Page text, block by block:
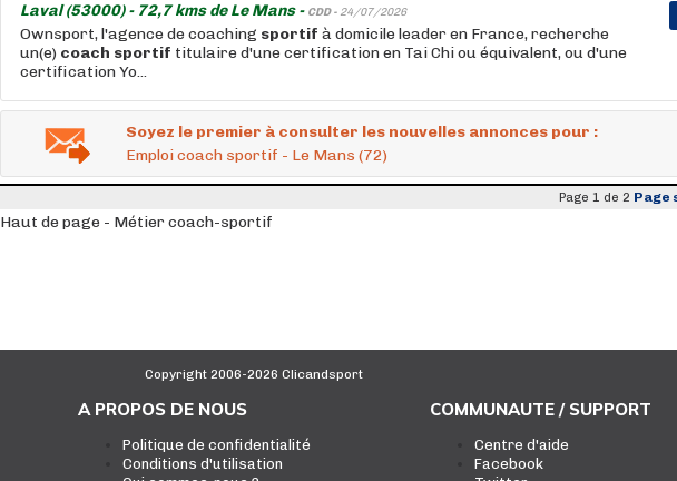
Laval (53000) - 72,7 kms de Le Mans - CDD - 24/07/2026
Ownsport, l'agence de coaching sportif à domicile leader en France, recherche
un(e) coach sportif titulaire d'une certification en Tai Chi ou équivalent, ou d'une
certification Yo...
Soyez le premier à consulter les nouvelles annonces pour :
Emploi coach sportif - Le Mans (72)
Page 1 de 2 Page
Haut de page - Métier coach-sportif
Copyright 2006-2026 Clicandsport
A PROPOS DE NOUS
Politique de confidentialité
Conditions d'utilisation
COMMUNAUTE / SUPPORT
Centre d'aide
Facebook